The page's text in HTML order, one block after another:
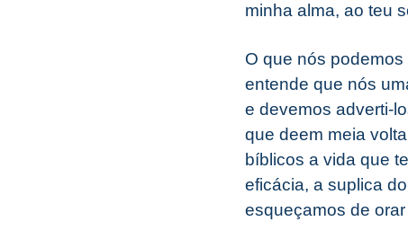
minha alma, ao teu
O que nós
entende que nós
e devemos adverti-
que deem meia
bíblicos a vida que
eficácia, a suplica
esqueçamos de